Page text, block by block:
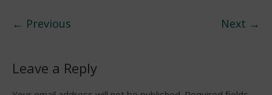
← Previous Next →
Leave a Reply